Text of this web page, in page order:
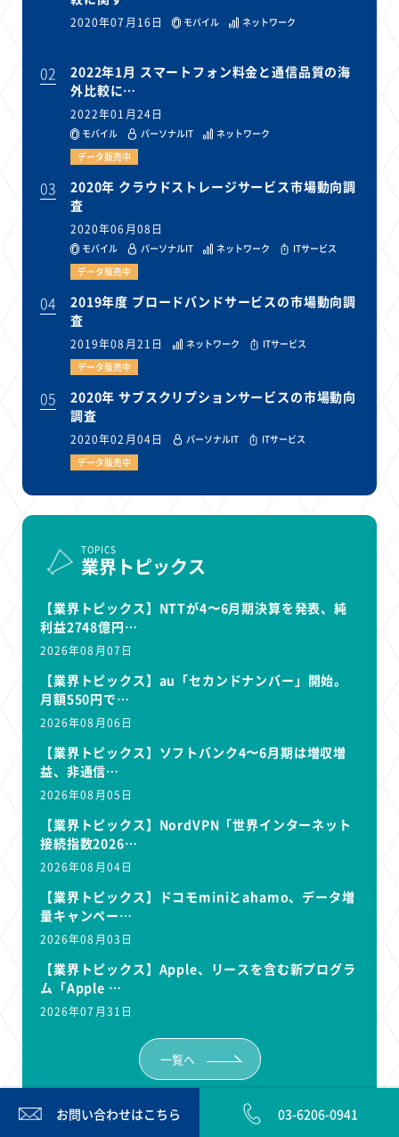
2020年07月16日 モバイル ネットワーク
02
2022年1月 スマートフォン料金と通信品質の海
外比較に…
2022年01月24日
モバイル パーソナルIT
ネットワーク
データ販売中
03
2020年 クラウドストレージサービス市場動向調
査
2020年06月08日
モバイル パーソナルIT ネットワーク
ITサービス
データ販売中
04
2019年度 ブロードバンドサービスの市場動向調
査
2019年08月21日 ネットワーク
ITサービス
データ販売中
05
2020年 サブスクリプションサービスの市場動向
調査
2020年02月04日 パーソナルIT
ITサービス
データ販売中
TOPICS
業界トピックス
【業界トピックス】NTTが4〜6月期決算を発表、純
利益2748億円…
2026年08月07日
【業界トピックス】au「セカンドナンバー」開始。
月額550円で…
2026年08月06日
【業界トピックス】ソフトバンク4〜6月期は増収増
益、非通信…
2026年08月05日
【業界トピックス】NordVPN「世界インターネット
接続指数2026…
2026年08月04日
【業界トピックス】ドコモminiとahamo、データ増
量キャンペー…
2026年08月03日
【業界トピックス】Apple、リースを含む新プログラ
ム「Apple …
2026年07月31日
一覧へ
お問い合わせはこちら 03-6206-0941